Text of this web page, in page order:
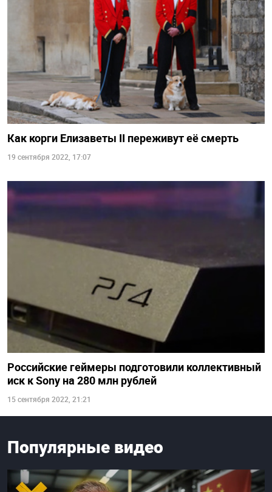
Как корги Елизаветы II переживут её смерть
19 сентября 2022, 17:07
Российские геймеры подготовили коллективный
иск к Sony на 280 млн рублей
15 сентября 2022, 21:21
Популярные видео